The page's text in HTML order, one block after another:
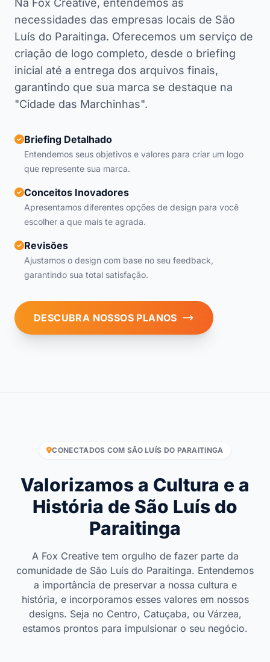
Na Fox Creative, entendemos as
necessidades das empresas locais de São
Luís do Paraitinga. Oferecemos um serviço de
criação de logo completo, desde o briefing
inicial até a entrega dos arquivos finais,
garantindo que sua marca se destaque na
"Cidade das Marchinhas".
Briefing Detalhado
Entendemos seus objetivos e valores para criar um logo
que represente sua marca.
Conceitos Inovadores
Apresentamos diferentes opções de design para você
escolher a que mais te agrada.
Revisões
Ajustamos o design com base no seu feedback,
garantindo sua total satisfação.
DESCUBRA NOSSOS PLANOS
CONECTADOS COM SÃO LUÍS DO PARAITINGA
Valorizamos a Cultura e a
História de São Luís do
Paraitinga
A Fox Creative tem orgulho de fazer parte da
comunidade de São Luís do Paraitinga. Entendemos
a importância de preservar a nossa cultura e
história, e incorporamos esses valores em nossos
designs. Seja no Centro, Catuçaba, ou Várzea,
estamos prontos para impulsionar o seu negócio.